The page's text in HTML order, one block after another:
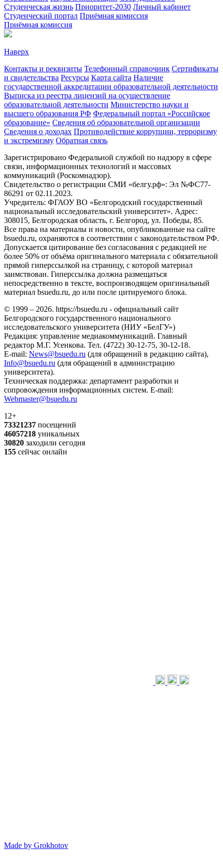
Студенческая жизнь Приоритет-2030 Личный кабинет
Студенческий портал Приёмная комиссия
Приёмная комиссия
Наверх
Контакты и реквизиты Телефонный справочник Сертификаты
и свидетельства Ресурсы Карта сайта Наличие
государственной аккредитации образовательной деятельности
Выписка из реестра лицензий на осуществление
образовательной деятельности Министерствo науки и
высшего образования РФ Федеральный портал «Российское
образование» Сведения об образовательной организации
Сведения о доходах Противодействие коррупции, терроризму
и экстремизму Обратная связь
Зарегистрировано Федеральной службой по надзору в сфере
связи, информационных технологий и массовых
коммуникаций (Роскомнадзор).
Свидетельство о регистрации СМИ «белгу.рф»: Эл №ФС77-
86291 от 02.11.2023.
Учредитель: ФГАОУ ВО «Белгородский государственный
национальный исследовательский университет». Адрес:
308015, Белгородская область, г. Белгород, ул. Победы, 85.
Все права на материалы и новости, опубликованные на сайте
bsuedu.ru, охраняются в соответствии с законодательством РФ.
Допускается цитирование без согласования с редакцией не
более 50% от объёма оригинального материала с обязательной
прямой гиперссылкой на страницу, с которой материал
заимствован. Гиперссылка должна размещаться
непосредственно в тексте, воспроизводящем оригинальный
материал bsuedu.ru, до или после цитируемого блока.
© 1999 – 2026. https://bsuedu.ru - официальный сайт
Белгородского государственного национального
исследовательского университета (НИУ «БелГУ»)
Редакция: управление медиакоммуникаций. Главный
редактор М.Г. Усенкова. Тел. (4722) 30-12-75, 30-12-18.
E-mail: News@bsuedu.ru (для обращений в редакцию сайта),
Info@bsuedu.ru (для обращений в администрацию
университета).
Техническая поддержка: департамент разработки и
сопровождения информационных систем. E-mail:
Webmaster@bsuedu.ru
12+
73321237 посещений
46057218 уникальных
30820 заходили сегодня
155 сейчас онлайн
Made by Grokhotov